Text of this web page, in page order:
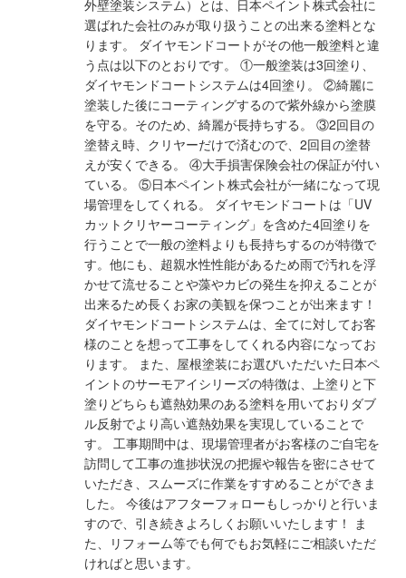
外壁塗装システム）とは、日本ペイント株式会社に
選ばれた会社のみが取り扱うことの出来る塗料とな
ります。 ダイヤモンドコートがその他一般塗料と違
う点は以下のとおりです。 ①一般塗装は3回塗り、
ダイヤモンドコートシステムは4回塗り。 ②綺麗に
塗装した後にコーティングするので紫外線から塗膜
を守る。そのため、綺麗が長持ちする。 ③2回目の
塗替え時、クリヤーだけで済むので、2回目の塗替
えが安くできる。 ④大手損害保険会社の保証が付い
ている。 ⑤日本ペイント株式会社が一緒になって現
場管理をしてくれる。 ダイヤモンドコートは「UV
カットクリヤーコーティング」を含めた4回塗りを
行うことで一般の塗料よりも長持ちするのが特徴で
す。他にも、超親水性性能があるため雨で汚れを浮
かせて流せることや藻やカビの発生を抑えることが
出来るため長くお家の美観を保つことが出来ます！
ダイヤモンドコートシステムは、全てに対してお客
様のことを想って工事をしてくれる内容になってお
ります。 また、屋根塗装にお選びいただいた日本ペ
イントのサーモアイシリーズの特徴は、上塗りと下
塗りどちらも遮熱効果のある塗料を用いておりダブ
ル反射でより高い遮熱効果を実現していることで
す。 工事期間中は、現場管理者がお客様のご自宅を
訪問して工事の進捗状況の把握や報告を密にさせて
いただき、スムーズに作業をすすめることができま
した。 今後はアフターフォローもしっかりと行いま
すので、引き続きよろしくお願いいたします！ ま
た、リフォーム等でも何でもお気軽にご相談いただ
ければと思います。